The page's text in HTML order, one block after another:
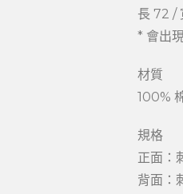
長 72 /
* 會出
材質
100%
規格
正面：
背面：